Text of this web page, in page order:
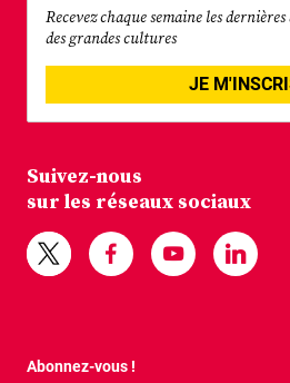
Recevez chaque semaine les
des grandes cultures
JE
Suivez-nous
sur les réseaux sociaux
Abonnez-vous !